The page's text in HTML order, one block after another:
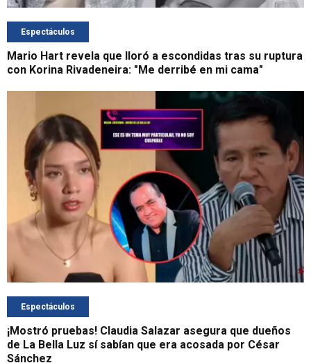
Espectáculos
Mario Hart revela que lloró a escondidas tras su ruptura
con Korina Rivadeneira: "Me derribé en mi cama"
Espectáculos
¡Mostró pruebas! Claudia Salazar asegura que dueños
de La Bella Luz sí sabían que era acosada por César
Sánchez